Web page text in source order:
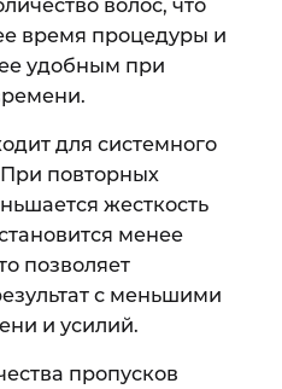
время процедуры и
удобным при
для системного
повторных
жесткость
менее
позволяет
с меньшими
и усилий.
пропусков